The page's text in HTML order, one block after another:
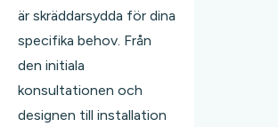
är skräddarsydda för dina
specifika behov. Från
den initiala
konsultationen och
designen till installation